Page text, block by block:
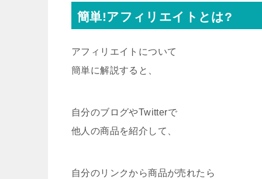
簡単!アフィリエイトとは?
アフィリエイトについて
簡単に解説すると、
自分のブログやTwitterで
他人の商品を紹介して、
自分のリンクから商品が売れたら